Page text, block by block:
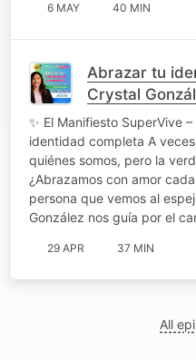
6 MAY 40 MIN
Abrazar tu
Crystal
✨ El Manifiesto SuperVive
identidad completa A
quiénes somos, pero la
¿Abrazamos con amor
persona que vemos al
González nos guía por el
29 APR 37 MIN
All